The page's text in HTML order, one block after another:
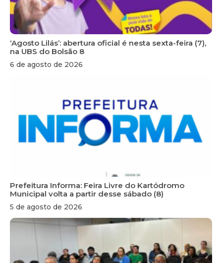
‘Agosto Lilás’: abertura oficial é nesta sexta-feira (7),
na UBS do Bolsão 8
6 de agosto de 2026
Prefeitura Informa: Feira Livre do Kartódromo
Municipal volta a partir desse sábado (8)
5 de agosto de 2026